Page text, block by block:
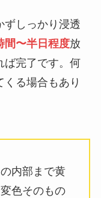
ずしっかり浸透
間〜半日程度放
ば完了です。何
る場合もあり
内部まで黄
色そのもの